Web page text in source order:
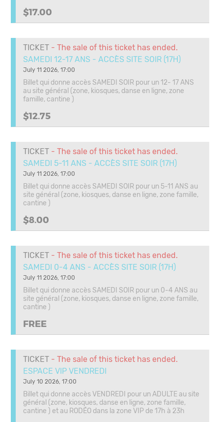
$17.00
TICKET - The sale of this ticket has ended.
SAMEDI 12-17 ANS - ACCÈS SITE SOIR (17H)
July 11 2026, 17:00
Billet qui donne accès SAMEDI SOIR pour un 12- 17 ANS
au site général (zone, kiosques, danse en ligne, zone
famille, cantine )
$12.75
TICKET - The sale of this ticket has ended.
SAMEDI 5-11 ANS - ACCÈS SITE SOIR (17H)
July 11 2026, 17:00
Billet qui donne accès SAMEDI SOIR pour un 5-11 ANS au
site général (zone, kiosques, danse en ligne, zone famille,
cantine )
$8.00
TICKET - The sale of this ticket has ended.
SAMEDI 0-4 ANS - ACCÈS SITE SOIR (17H)
July 11 2026, 17:00
Billet qui donne accès SAMEDI SOIR pour un 0-4 ANS au
site général (zone, kiosques, danse en ligne, zone famille,
cantine )
FREE
TICKET - The sale of this ticket has ended.
ESPACE VIP VENDREDI
July 10 2026, 17:00
Billet qui donne accès VENDREDI pour un ADULTE au site
général (zone, kiosques, danse en ligne, zone famille,
cantine ) et au RODÉO dans la zone VIP de 17h à 23h